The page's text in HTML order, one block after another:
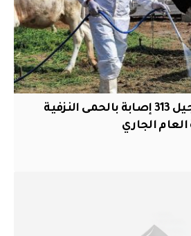
الصحة تعلن تسجيل 313 إصابة بالحمى النزفية